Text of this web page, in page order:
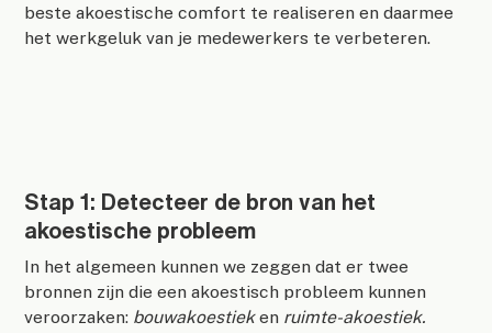
beste akoestische comfort te realiseren en daarmee
het werkgeluk van je medewerkers te verbeteren.
Stap 1: Detecteer de bron van het
akoestische probleem
In het algemeen kunnen we zeggen dat er twee
bronnen zijn die een akoestisch probleem kunnen
veroorzaken: bouwakoestieken ruimte-akoestiek.